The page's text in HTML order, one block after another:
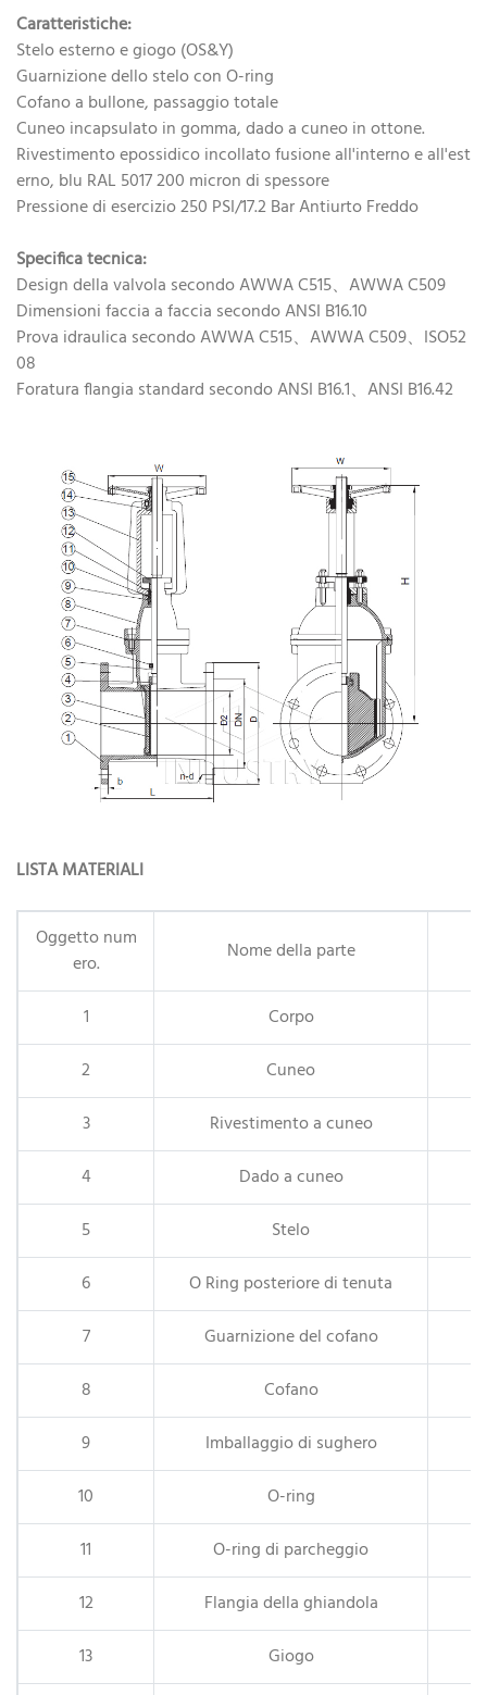
Caratteristiche:
Stelo esterno e giogo (OS&Y)
Guarnizione dello stelo con O-ring
Cofano a bullone, passaggio totale
Cuneo incapsulato in gomma, dado a cuneo in ottone.
Rivestimento epossidico incollato fusione all'interno e all'est
erno, blu RAL 5017 200 micron di spessore
Pressione di esercizio 250 PSI/17.2 Bar Antiurto Freddo
Specifica tecnica:
Design della valvola secondo AWWA C515、AWWA C509
Dimensioni faccia a faccia secondo ANSI B16.10
Prova idraulica secondo AWWA C515、AWWA C509、ISO52
08
Foratura flangia standard secondo ANSI B16.1、ANSI B16.42
LISTA MATERIALI
Oggetto num
ero.
Nome della parte
1
Corpo
2
Cuneo
3
Rivestimento a cuneo
4
Dado a cuneo
5
Stelo
6
O Ring posteriore di tenuta
7
Guarnizione del cofano
8
Cofano
9
Imballaggio di sughero
10
O-ring
11
O-ring di parcheggio
12
Flangia della ghiandola
13
Giogo